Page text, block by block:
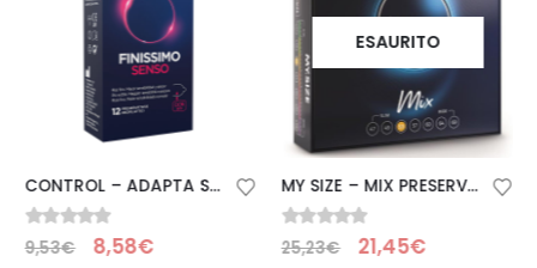
CONTROL – ADAPTA SENSO CONDOMS 12 UNITS
0Su 5
9,53€ 8,58€
ESAURITO
MY SIZE – MIX PRESERVATIVI 53 MM 28 UNIT
0Su 5
25,23€ 21,45€